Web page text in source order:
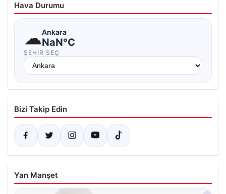
Hava Durumu
☁Ankara
NaN°C
ŞEHIR SEÇ
Bizi Takip Edin
Yan Manşet